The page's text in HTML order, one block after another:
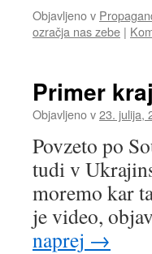
Objavljeno v
ozračja nas zebe |
Primer
Objavljeno v23. julija,
Povzeto po
tudi v
moremo kar
je video,
naprej →